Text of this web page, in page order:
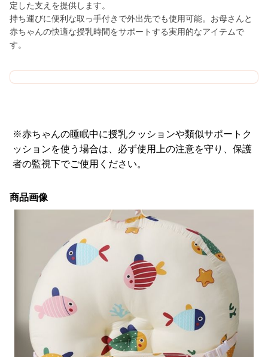
定した支えを提供します。
持ち運びに便利な取っ手付きで外出先でも使用可能。お母さんと
赤ちゃんの快適な授乳時間をサポートする実用的なアイテムで
す。
※赤ちゃんの睡眠中に授乳クッションや類似サポートク
ッションを使う場合は、必ず使用上の注意を守り、保護
者の監視下でご使用ください。
商品画像